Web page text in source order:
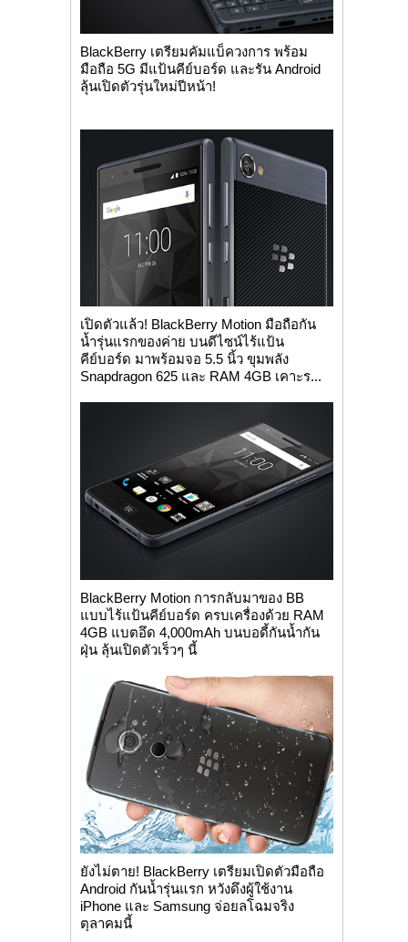
BlackBerry เตรียมคัมแบ็ควงการ พร้อม
มือถือ 5G มีแป้นคีย์บอร์ด และรัน Android
ลุ้นเปิดตัวรุ่นใหม่ปีหน้า!
เปิดตัวแล้ว! BlackBerry Motion มือถือกัน
น้ำรุ่นแรกของค่าย บนดีไซน์ไร้แป้น
คีย์บอร์ด มาพร้อมจอ 5.5 นิ้ว ขุมพลัง
Snapdragon 625 และ RAM 4GB เคาะร...
BlackBerry Motion การกลับมาของ BB
แบบไร้แป้นคีย์บอร์ด ครบเครื่องด้วย RAM
4GB แบตอึด 4,000mAh บนบอดี้กันน้ำกัน
ฝุ่น ลุ้นเปิดตัวเร็วๆ นี้
ยังไม่ตาย! BlackBerry เตรียมเปิดตัวมือถือ
Android กันน้ำรุ่นแรก หวังดึงผู้ใช้งาน
iPhone และ Samsung จ่อยลโฉมจริง
ตุลาคมนี้